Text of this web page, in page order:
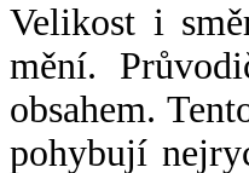
Velikost i
mění.
obsahem.
pohybují